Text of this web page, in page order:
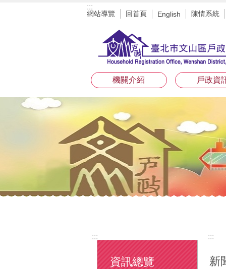
:::
網站導覽 回首頁 English 陳情系統
機關介紹 戶政資
:::
資訊總覽
:::
新